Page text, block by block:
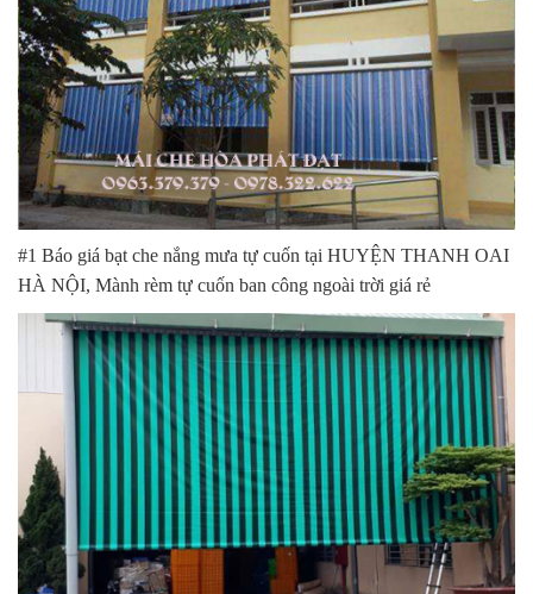
#1 Báo giá bạt che nắng mưa tự cuốn tại HUYỆN THANH OAI
HÀ NỘI, Mành rèm tự cuốn ban công ngoài trời giá rẻ